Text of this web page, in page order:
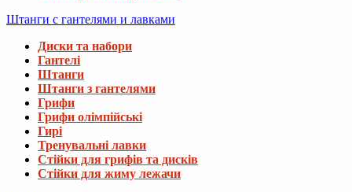
Штанги с гантелями и лавками
Диски та набори
Гантелі
Штанги
Штанги з гантелями
Грифи
Грифи олімпійські
Гирі
Тренувальні лавки
Стійки для грифів та дисків
Стійки для жиму лежачи